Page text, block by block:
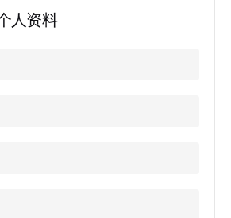
人资料